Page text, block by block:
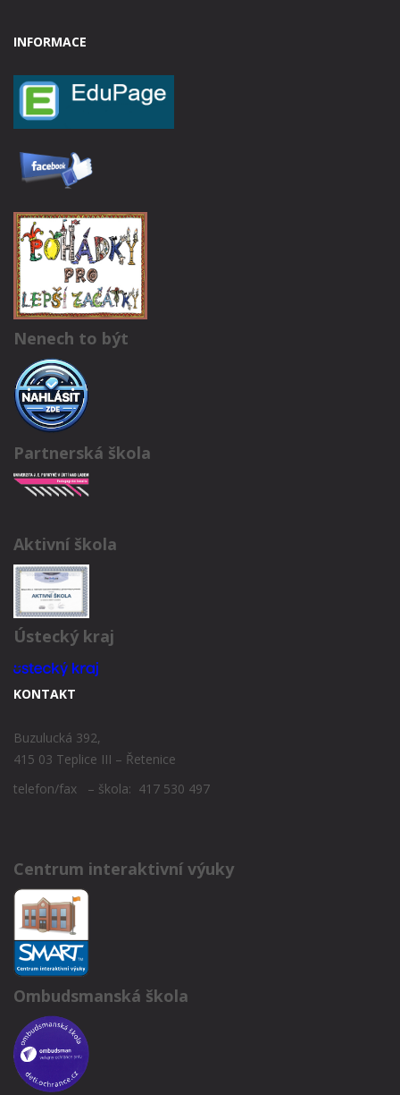
INFORMACE
Nenech to být
Partnerská škola
Aktivní škola
Ústecký kraj
KONTAKT
Buzulucká 392,
415 03 Teplice III – Řetenice
telefon/fax – škola: 417 530 497
Centrum interaktivní výuky
Ombudsmanská škola